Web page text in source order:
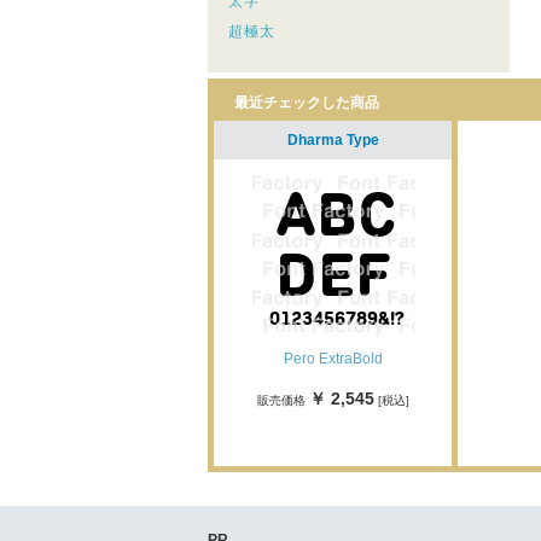
超極太
最近チェックした商品
Dharma Type
Pero ExtraBold
販売価格 ￥ 2,545[税込]